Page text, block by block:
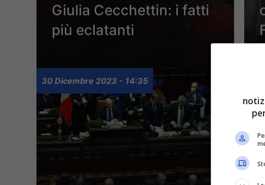
Giulia Cecchettin: i fatti
più eclatanti
30 Dicembre 2023 - 14:35